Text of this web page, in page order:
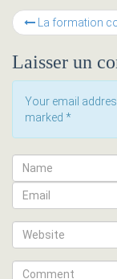
La formation continue au sein des PME, enjeu
Laisser un
Your email
marked *